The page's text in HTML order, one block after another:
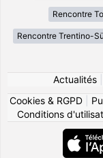
Rencontre
Rencontre Trentino-
Actualités|
Cookies & RGPD
Conditions